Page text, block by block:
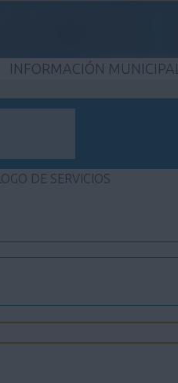
INFORMACIÓN MUNICIPAL
DE SERVICIOS